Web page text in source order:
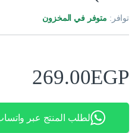
توافر: متوفر في المخزون
269.00EGP
لطلب المنتج عبر